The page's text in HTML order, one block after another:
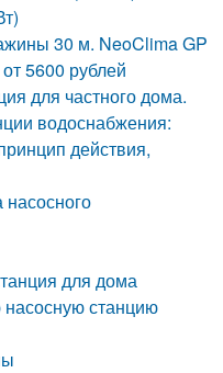
30 м. NeoClima GP
5600 рублей
для частного дома.
водоснабжения:
действия,
насосного
для дома
станцию